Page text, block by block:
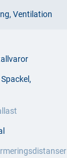
Ventilation